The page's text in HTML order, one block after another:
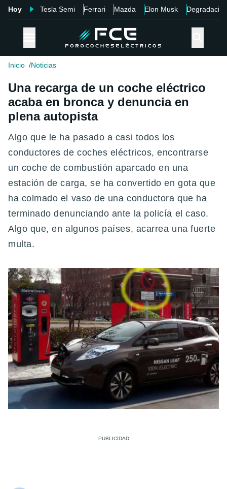
Hoy Tesla Semi Ferrari Mazda Elon Musk Degradación
Inicio Noticias
Una recarga de un coche eléctrico
acaba en bronca y denuncia en
plena autopista
Algo que le ha pasado a casi todos los
conductores de coches eléctricos, encontrarse
un coche de combustión aparcado en una
estación de carga, se ha convertido en gota que
ha colmado el vaso de una conductora que ha
terminado denunciando ante la policía el caso.
Algo que, en algunos países, acarrea una fuerte
multa.